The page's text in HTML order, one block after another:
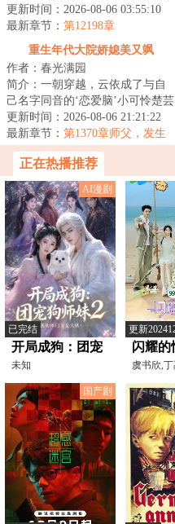
的男人逼迫跳河。再次醒来，身
体里灵魂被顶级...
更新时间：2026-08-06 03:55:10
最新章节： 第12198章
重生年代大院娇媳美又飒
作者：春光满园
简介：一朝穿越，云依成了与自
己名字同音的‘恋爱脑’小可怜楚芸
一。原主不仅被人算计了工作，
还被人哄骗...
更新时间：2026-08-06 21:21:22
最新章节： 第1370章师父，发生
了什么事
正在热播推荐
AI漫剧
已完结
开局成狗：团宠
狗师妹，我的师
门全是大妖2
未知
更新
闪耀的
虞书欣,
国产剧